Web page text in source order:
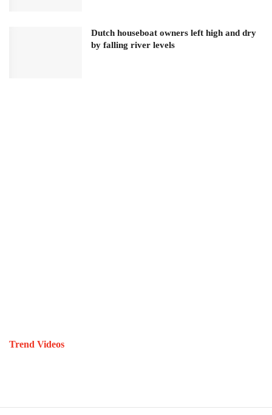
Dutch houseboat owners left high and dry
by falling river levels
Trend Videos